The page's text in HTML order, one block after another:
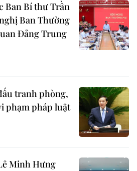
Ban Bí thư Trần
Ban Thường
Đảng Trung
tranh phòng,
phạm pháp luật
Minh Hưng